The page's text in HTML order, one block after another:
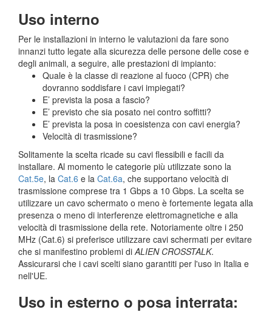
Uso interno
Per le installazioni in interno le valutazioni da fare sono
innanzi tutto legate alla sicurezza delle persone delle cose e
degli animali, a seguire, alle prestazioni di impianto:
Quale è la classe di reazione al fuoco (CPR) che
dovranno soddisfare i cavi impiegati?
E’ prevista la posa a fascio?
E’ previsto che sia posato nei contro soffitti?
E’ prevista la posa in coesistenza con cavi energia?
Velocità di trasmissione?
Solitamente la scelta ricade su cavi flessibili e facili da
installare. Al momento le categorie più utilizzate sono la
Cat.5e, la Cat.6 e la Cat.6a, che supportano velocità di
trasmissione comprese tra 1 Gbps a 10 Gbps. La scelta se
utilizzare un cavo schermato o meno è fortemente legata alla
presenza o meno di interferenze elettromagnetiche e alla
velocità di trasmissione della rete. Notoriamente oltre i 250
MHz (Cat.6) si preferisce utilizzare cavi schermati per evitare
che si manifestino problemi diALIEN CROSSTALK.
Assicurarsi che i cavi scelti siano garantiti per l'uso in Italia e
nell'UE.
Uso in esterno o posa interrata: